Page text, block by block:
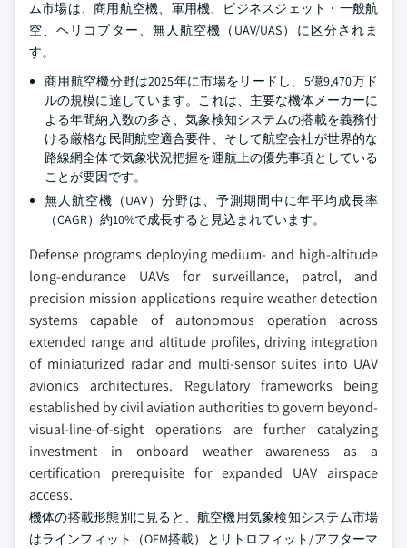
ム市場は、商用航空機、軍用機、ビジネスジェット・一般航
空、ヘリコプター、無人航空機（UAV/UAS）に区分されま
す。
商用航空機分野は2025年に市場をリードし、5億9,470万ド
ルの規模に達しています。これは、主要な機体メーカーに
よる年間納入数の多さ、気象検知システムの搭載を義務付
ける厳格な民間航空適合要件、そして航空会社が世界的な
路線網全体で気象状況把握を運航上の優先事項としている
ことが要因です。
無人航空機（UAV）分野は、予測期間中に年平均成長率
（CAGR）約10%で成長すると見込まれています。
Defense programs deploying medium- and high-altitude
long-endurance UAVs for surveillance, patrol, and
precision mission applications require weather detection
systems capable of autonomous operation across
extended range and altitude profiles, driving integration
of miniaturized radar and multi-sensor suites into UAV
avionics architectures. Regulatory frameworks being
established by civil aviation authorities to govern beyond-
visual-line-of-sight operations are further catalyzing
investment in onboard weather awareness as a
certification prerequisite for expanded UAV airspace
access.
機体の搭載形態別に見ると、航空機用気象検知システム市場
はラインフィット（OEM搭載）とリトロフィット/アフターマ